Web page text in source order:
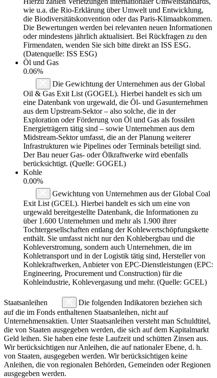
wie u.a. die Rio-Erklärung über Umwelt und Entwicklung,
die Biodiversitätskonvention oder das Paris-Klimaabkommen.
Die Bewertungen werden bei relevanten neuen Informationen
oder mindestens jährlich aktualisiert. Bei Rückfragen zu den
Firmendaten, wenden Sie sich bitte direkt an ISS ESG.
(Datenquelle: ISS ESG)
Öl und Gas
0.06%
Die Gewichtung der Unternehmen aus der Global
Oil & Gas Exit List (GOGEL). Hierbei handelt es sich um
eine Datenbank von urgewald, die Öl- und Gasunternehmen
aus dem Upstream-Sektor – also solche, die in der
Exploration oder Förderung von Öl und Gas als fossilen
Energieträgern tätig sind – sowie Unternehmen aus dem
Midstream-Sektor umfasst, die an der Planung weiterer
Infrastrukturen wie Pipelines oder Terminals beteiligt sind.
Der Bau neuer Gas- oder Ölkraftwerke wird ebenfalls
berücksichtigt. (Quelle: GOGEL)
Kohle
0.00%
Gewichtung von Unternehmen aus der Global Coal
Exit List (GCEL). Hierbei handelt es sich um eine von
urgewald bereitgestellte Datenbank, die Informationen zu
über 1.600 Unternehmen und mehr als 1.900 ihrer
Tochtergesellschaften entlang der Kohlewertschöpfungskette
enthält. Sie umfasst nicht nur den Kohlebergbau und die
Kohleverstromung, sondern auch Unternehmen, die im
Kohletransport und in der Logistik tätig sind, Hersteller von
Kohlekraftwerken, Anbieter von EPC-Dienstleistungen (EPC:
Engineering, Procurement und Construction) für die
Kohleindustrie, Kohlevergasung und mehr. (Quelle: GCEL)
Staatsanleihen
Die folgenden Indikatoren beziehen sich
auf die im Fonds enthaltenen Staatsanleihen, nicht auf
Unternehmensaktien. Unter Staatsanleihen versteht man Schuldtitel,
die von Staaten ausgegeben werden, die sich auf dem Kapitalmarkt
Geld leihen. Sie haben eine feste Laufzeit und schütten Zinsen aus.
Wir berücksichtigen nur Anleihen, die auf nationaler Ebene, d. h.
von Staaten, ausgegeben werden. Wir berücksichtigen keine
Anleihen, die von regionalen Behörden, Gemeinden oder Regionen
ausgegeben werden.